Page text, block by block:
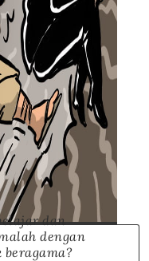
dan
dengan